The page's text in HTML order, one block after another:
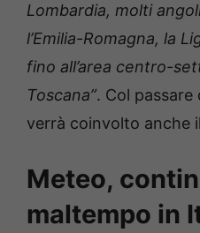
Lombardia, molti
l’Emilia-Romagna, la
fino all’area centro-
Toscana”. Col
verrà coinvolto anche
Meteo,
maltempo in